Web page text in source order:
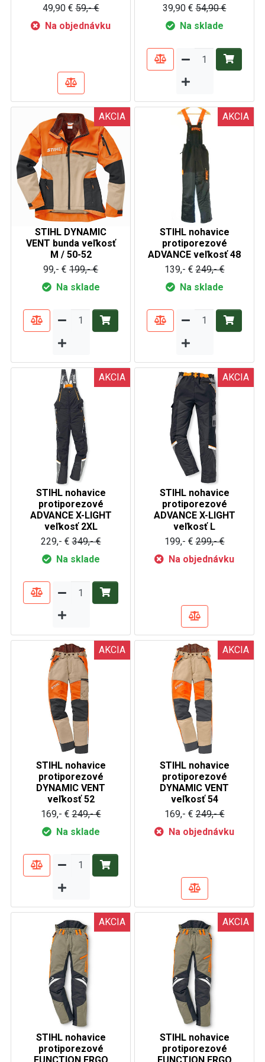
49,90 € 59,- €
Na objednávku
39,90 € 54,90 €
Na sklade
AKCIA
STIHL DYNAMIC
VENT bunda veľkosť
M / 50-52
99,- € 199,- €
Na sklade
AKCIA
STIHL nohavice
protiporezové
ADVANCE veľkosť 48
139,- € 249,- €
Na sklade
AKCIA
STIHL nohavice
protiporezové
ADVANCE X-LIGHT
veľkosť 2XL
229,- € 349,- €
Na sklade
AKCIA
STIHL nohavice
protiporezové
ADVANCE X-LIGHT
veľkosť L
199,- € 299,- €
Na objednávku
AKCIA
STIHL nohavice
protiporezové
DYNAMIC VENT
veľkosť 52
169,- € 249,- €
Na sklade
AKCIA
STIHL nohavice
protiporezové
DYNAMIC VENT
veľkosť 54
169,- € 249,- €
Na objednávku
AKCIA
STIHL nohavice
protiporezové
AKCIA
STIHL nohavice
protiporezové